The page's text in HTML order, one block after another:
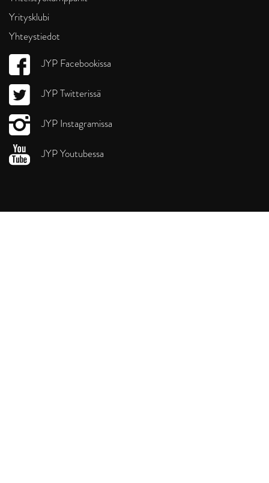
Yritysklubi
Yhteystiedot
JYP Facebookissa
JYP Twitterissä
JYP Instagramissa
JYP Youtubessa